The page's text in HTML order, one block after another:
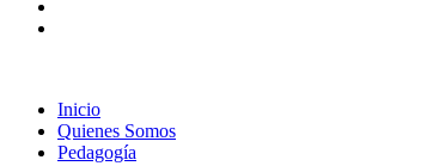
Inicio
Quienes Somos
Pedagogía